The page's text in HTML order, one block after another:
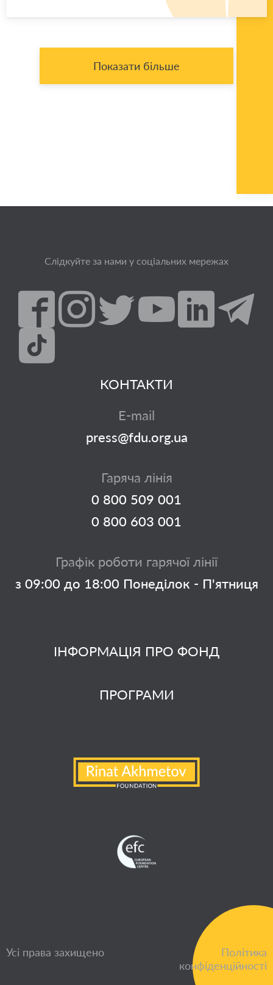
Показати більше
Слідкуйте за нами у соціальних мережах
ІНФОРМАЦІЯ ПРО ФОНД
ПРОГРАМИ
КОНТАКТИ
E-mail
press@fdu.org.ua
Гаряча лінія
0 800 509 001
0 800 603 001
Графік роботи гарячої лінії
з 09:00 до 18:00 Понеділок - П'ятниця
Усі права захищено
Політика
конфіденційності